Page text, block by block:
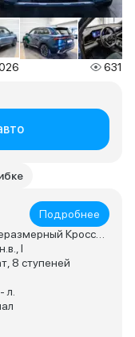
631
Подробнее
I
8 ступеней
л.